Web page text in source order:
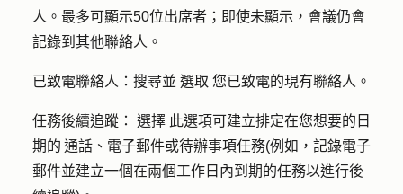
人。最多可顯示50位出席者；即使未顯示，會議仍會
記錄到其他聯絡人。
已致電聯絡人：搜尋並 選取 您已致電的現有聯絡人。
任務後續追蹤： 選擇 此選項可建立排定在您想要的日
期的 通話、電子郵件或待辦事項任務(例如，記錄電子
郵件並建立一個在兩個工作日內到期的任務以進行後